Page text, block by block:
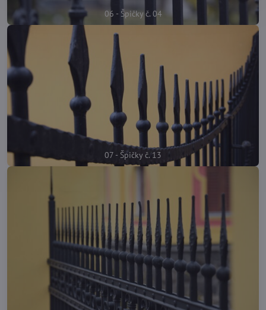
06 - Špičky č. 04
07 - Špičky č. 13